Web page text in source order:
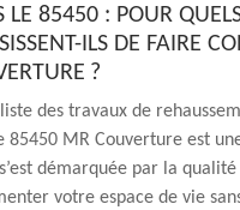
LE 85450 : POUR
ILS DE FAIRE
?
des travaux de
85450 MR Couverture est
démarquée par la
votre espace de vie